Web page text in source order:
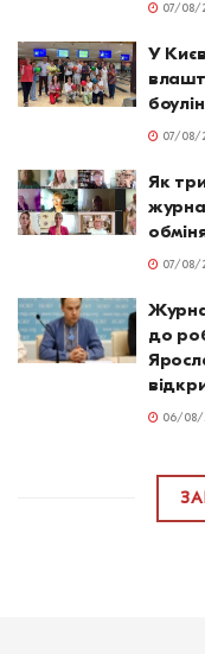
07/08/
У
07/08/
Як
07/08/
до
06/08/